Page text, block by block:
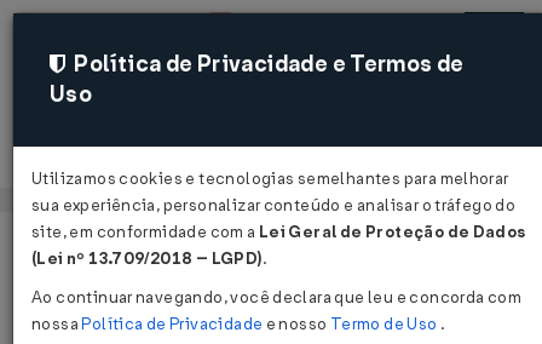
Acessar
Página Inicial Legislações
Lei Nº 6024 DE 13/03/1974
Política de Privacidade e Termos de
Uso
Utilizamos cookies e tecnologias semelhantes para melhorar
sua experiência, personalizar conteúdo e analisar o tráfego do
site, em conformidade com a Lei Geral de Proteção de Dados
(Lei nº 13.709/2018 – LGPD).
Ao continuar navegando, você declara que leu e concorda com
nossaPolítica de Privacidade e nosso Termo de Uso .